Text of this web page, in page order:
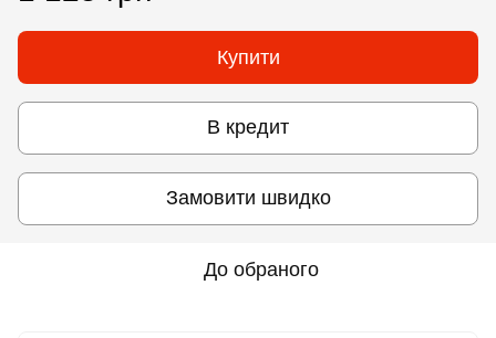
Купити
В кредит
Замовити швидко
До обраного